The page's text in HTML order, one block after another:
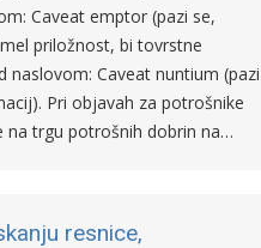
Caveat emptor (pazi se,
priložnost, bi tovrstne
naslovom: Caveat nuntium (pazi
Pri objavah za potrošnike
na trgu potrošnih dobrin na…
resnice,